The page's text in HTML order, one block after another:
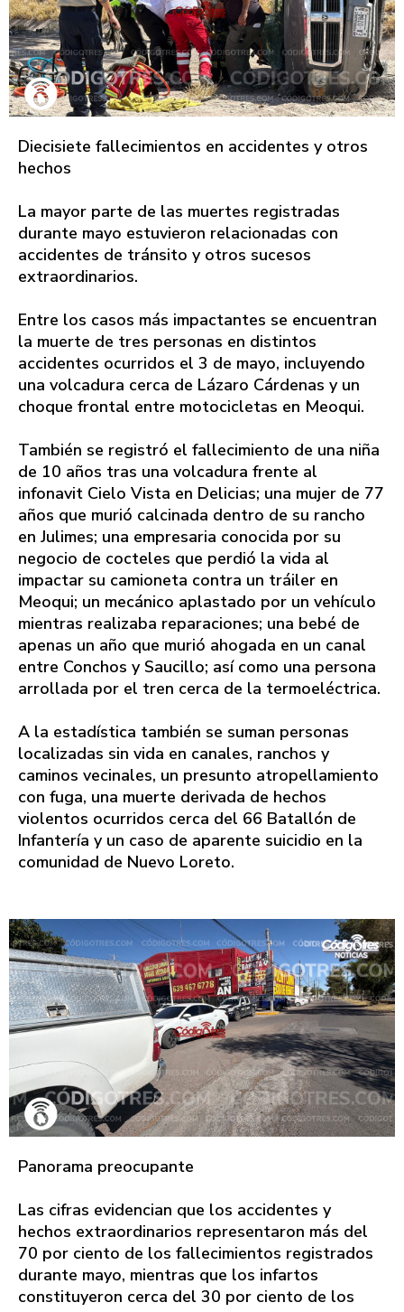
Diecisiete fallecimientos en accidentes y otros
hechos
La mayor parte de las muertes registradas
durante mayo estuvieron relacionadas con
accidentes de tránsito y otros sucesos
extraordinarios.
Entre los casos más impactantes se encuentran
la muerte de tres personas en distintos
accidentes ocurridos el 3 de mayo, incluyendo
una volcadura cerca de Lázaro Cárdenas y un
choque frontal entre motocicletas en Meoqui.
También se registró el fallecimiento de una niña
de 10 años tras una volcadura frente al
infonavit Cielo Vista en Delicias; una mujer de 77
años que murió calcinada dentro de su rancho
en Julimes; una empresaria conocida por su
negocio de cocteles que perdió la vida al
impactar su camioneta contra un tráiler en
Meoqui; un mecánico aplastado por un vehículo
mientras realizaba reparaciones; una bebé de
apenas un año que murió ahogada en un canal
entre Conchos y Saucillo; así como una persona
arrollada por el tren cerca de la termoeléctrica.
A la estadística también se suman personas
localizadas sin vida en canales, ranchos y
caminos vecinales, un presunto atropellamiento
con fuga, una muerte derivada de hechos
violentos ocurridos cerca del 66 Batallón de
Infantería y un caso de aparente suicidio en la
comunidad de Nuevo Loreto.
Panorama preocupante
Las cifras evidencian que los accidentes y
hechos extraordinarios representaron más del
70 por ciento de los fallecimientos registrados
durante mayo, mientras que los infartos
constituyeron cerca del 30 por ciento de los